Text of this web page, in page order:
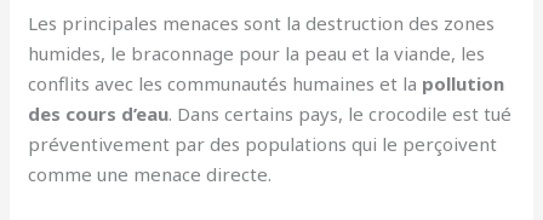
Les principales menaces sont la destruction des zones
humides, le braconnage pour la peau et la viande, les
conflits avec les communautés humaines et la pollution
des cours d’eau. Dans certains pays, le crocodile est tué
préventivement par des populations qui le perçoivent
comme une menace directe.